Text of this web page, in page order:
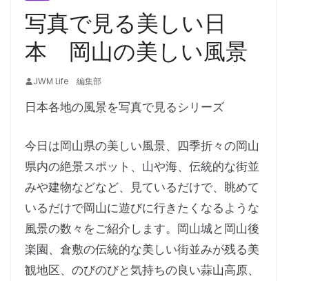
写真で見る美しい日
本 岡山の美しい風景
JWM Life 編集部
日本各地の風景を写真で見るシリーズ
今日は岡山県の美しい風景、四季折々の岡山
県内の絶景スポット、山や海、伝統的な街並
みや建物などなど、見ているだけで、眺めて
いるだけで岡山に遊びに行きたくなるような
風景の数々をご紹介します。岡山城と岡山後
楽園、倉敷の伝統的な美しい街並みが残る美
観地区、のびのびと気持ちの良い蒜山高原、